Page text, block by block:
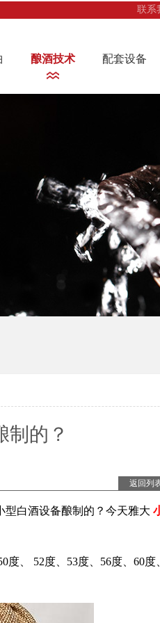
联系
酿酒技术 配套设备
制的？
返回列
白酒设备酿制的？今天雅大
度、 52度、53度、56度、60度